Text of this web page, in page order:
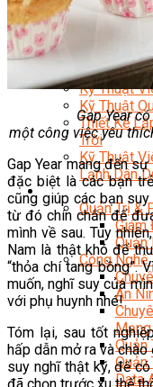
Kỹ Thuật
Nghiệp
Sửa Chữa
Chuyên
Kỹ Thuật
Kỹ Thuật
Thiết Kế
Trời
Kỹ Thuật
Lạnh Dân
Ngành Khác
Quản Trị &
Giám
Quản
Công Nghệ
An
Mạng
Quản
Quản
Data
Gap Year
một công việc yêu
Gap Year mang đến
đặc biệt là các bạn
cũng giúp các bạn
từ đó chín chắn để
mình về sau. Tuy
Nam là thật khó để
“thỏa chí tang bồng”.
muốn, nghĩ suy của
với phụ huynh nhé!
Tóm lại, sau tốt
hấp dẫn mở ra và chào
suy nghĩ thật kỹ, để